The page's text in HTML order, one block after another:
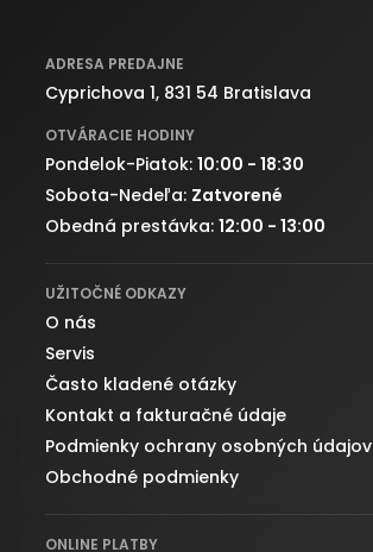
ADRESA PREDAJNE
Cyprichova 1, 831 54 Bratislava
OTVÁRACIE HODINY
Pondelok-Piatok: 10:00 - 18:30
Sobota-Nedeľa: Zatvorené
Obedná prestávka: 12:00 - 13:00
UŽITOČNÉ ODKAZY
O nás
Servis
Často kladené otázky
Kontakt a fakturačné údaje
Podmienky ochrany osobných údajov
Obchodné podmienky
ONLINE PLATBY